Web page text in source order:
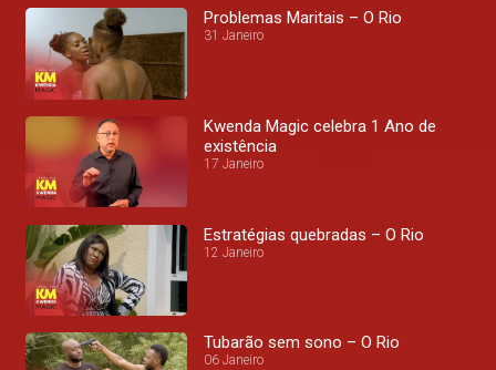
Problemas Maritais – O Rio
31 Janeiro
Kwenda Magic celebra 1 Ano de
existência
17 Janeiro
Estratégias quebradas – O Rio
12 Janeiro
Tubarão sem sono – O Rio
06 Janeiro